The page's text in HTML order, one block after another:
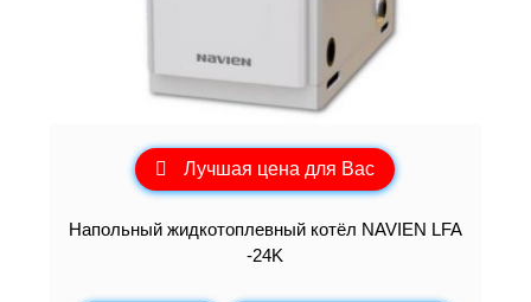
Лучшая цена для Вас
Напольный жидкотоплевный котёл NAVIEN LFA
-24K